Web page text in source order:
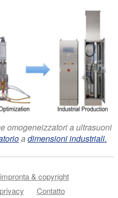
omogeneizzatori a ultrasuoni
adimensioni industriali.
impronta & copyright
Contatto